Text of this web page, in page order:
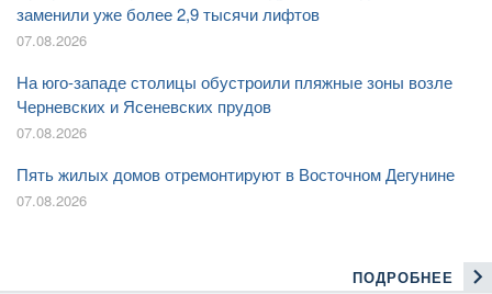
заменили уже более 2,9 тысячи лифтов
07.08.2026
На юго-западе столицы обустроили пляжные зоны возле
Черневских и Ясеневских прудов
07.08.2026
Пять жилых домов отремонтируют в Восточном Дегунине
07.08.2026
ПОДРОБНЕЕ